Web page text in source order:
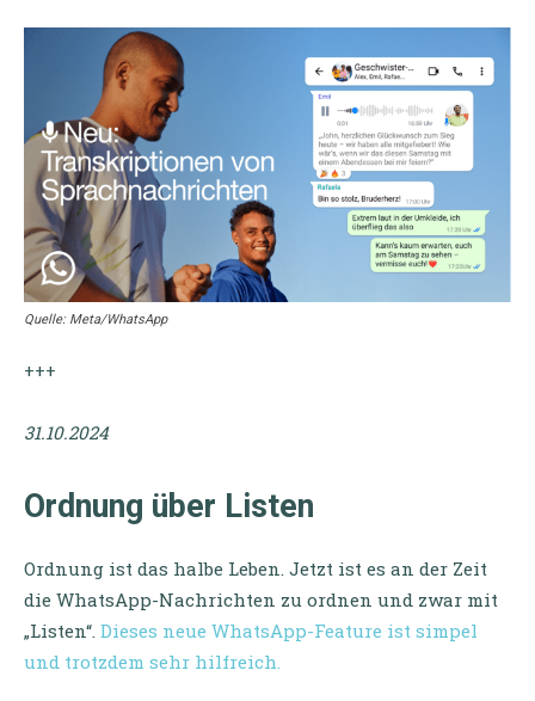
Quelle: Meta/WhatsApp
+++
31.10.2024
Ordnung über Listen
Ordnung ist das halbe Leben. Jetzt ist es an der Zeit
die WhatsApp-Nachrichten zu ordnen und zwar mit
„Listen“. Dieses neue WhatsApp-Feature ist simpel
und trotzdem sehr hilfreich.